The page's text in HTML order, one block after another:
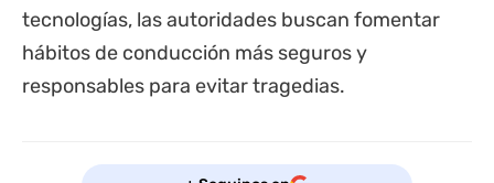
tecnologías, las autoridades buscan fomentar
hábitos de conducción más seguros y
responsables para evitar tragedias.